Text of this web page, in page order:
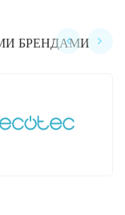
БРЕНДАМИ